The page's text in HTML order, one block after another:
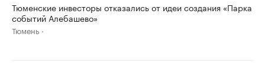
Тюменские инвесторы отказались от идеи создания «Парка
событий Алебашево»
Тюмень